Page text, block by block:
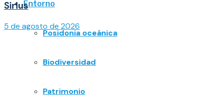
Entorno
Posidonia oceánica
Biodiversidad
Patrimonio
Sirius
5 de agosto de 2026